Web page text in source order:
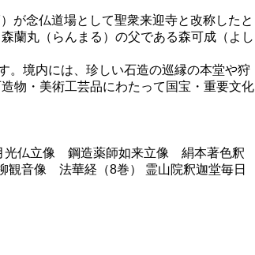
が念仏道場として聖衆来迎寺と改称したと
蘭丸（らんまる）の父である森可成（よし
。境内には、珍しい石造の巡縁の本堂や狩
物・美術工芸品にわたって国宝・重要文化
光仏立像 鋼造薬師如来立像 絹本著色釈
音像 法華経（8巻） 霊山院釈迦堂毎日